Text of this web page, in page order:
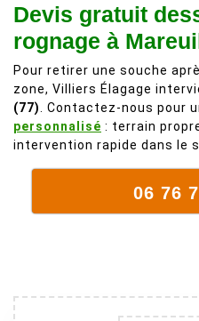
comme
fait plus!
Devis gratuit
rognage à
Pour retirer une souche
zone, Villiers Élagage
(77)
. Contactez-nous pour
personnalisé : terrain
intervention rapide dans le
06 76